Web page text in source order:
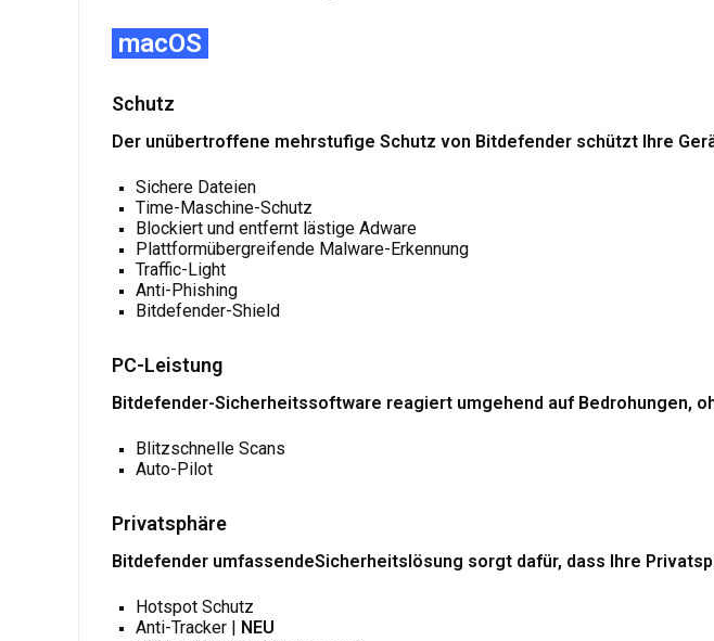
macOS
Schutz
Der unübertroffene mehrstufige Schutz von Bitdefender schützt Ihre
Sichere Dateien
Time-Maschine-Schutz
Blockiert und entfernt lästige Adware
Plattformübergreifende Malware-Erkennung
Traffic-Light
Anti-Phishing
Bitdefender-Shield
PC-Leistung
Bitdefender-Sicherheitssoftware reagiert umgehend auf Bedrohungen,
Blitzschnelle Scans
Auto-Pilot
Privatsphäre
Bitdefender umfassendeSicherheitslösung sorgt dafür, dass Ihre
Hotspot Schutz
Anti-Tracker | NEU